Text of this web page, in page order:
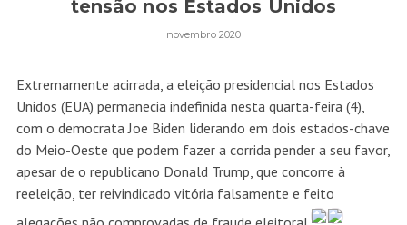
tensão nos Estados Unidos
novembro 2020
Extremamente acirrada, a eleição presidencial nos Estados
Unidos (EUA) permanecia indefinida nesta quarta-feira (4),
com o democrata Joe Biden liderando em dois estados-chave
do Meio-Oeste que podem fazer a corrida pender a seu favor,
apesar de o republicano Donald Trump, que concorre à
reeleição, ter reivindicado vitória falsamente e feito